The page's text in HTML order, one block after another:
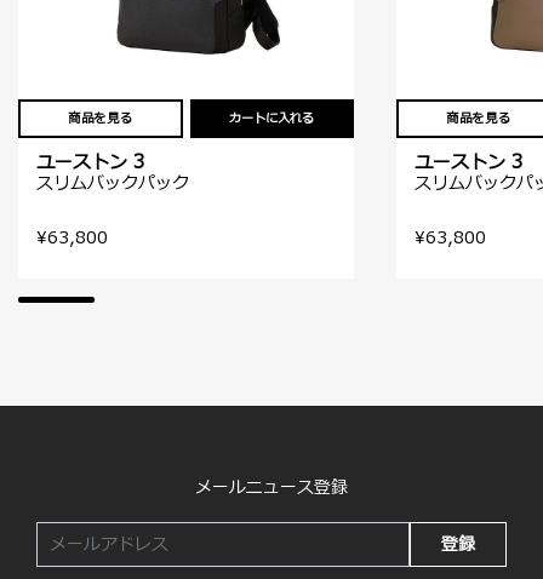
商品を見る カートに入れる
ユーストン 3
スリムバックパック
¥63,800
商品を見る
ユーストン 3
スリムバックパ
¥63,800
メールニュース登録
登録